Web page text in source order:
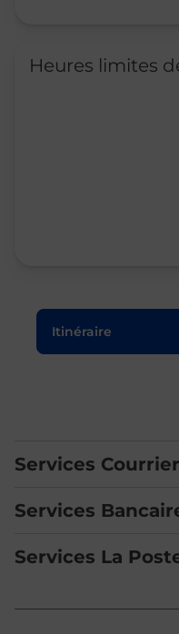
Heures limites
Itinéraire
Le lien s'ouvre dans
Services
Services
Services La